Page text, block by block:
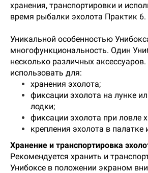
хранения, транспортировки и
время рыбалки эхолота Практик 6.
Уникальной особенностью
многофункциональность. Один
несколько различных аксессуаров.
использовать для:
хранения эхолота;
фиксации эхолота на лунке
лодки;
фиксации эхолота при ловле
крепления эхолота в палатке
Хранение и транспортировка
Рекомендуется хранить и
Унибоксе в положении экраном